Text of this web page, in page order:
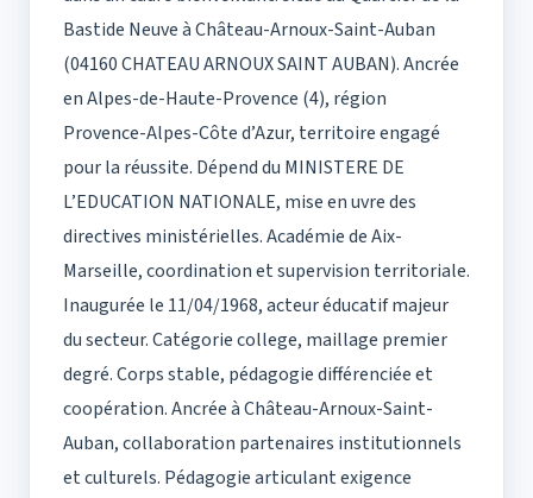
Bastide Neuve à Château-Arnoux-Saint-Auban
(04160 CHATEAU ARNOUX SAINT AUBAN). Ancrée
en Alpes-de-Haute-Provence (4), région
Provence-Alpes-Côte d’Azur, territoire engagé
pour la réussite. Dépend du MINISTERE DE
L’EDUCATION NATIONALE, mise en uvre des
directives ministérielles. Académie de Aix-
Marseille, coordination et supervision territoriale.
Inaugurée le 11/04/1968, acteur éducatif majeur
du secteur. Catégorie college, maillage premier
degré. Corps stable, pédagogie différenciée et
coopération. Ancrée à Château-Arnoux-Saint-
Auban, collaboration partenaires institutionnels
et culturels. Pédagogie articulant exigence